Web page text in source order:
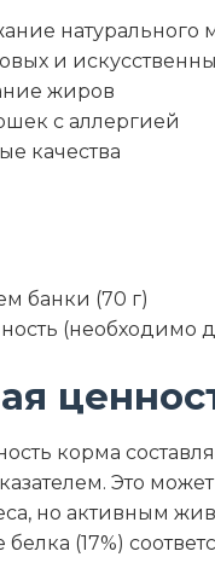
натурального
и
жиров
с аллергией
качества
банки (70 г)
(необходимо
корма
Это
но активным
(17%)